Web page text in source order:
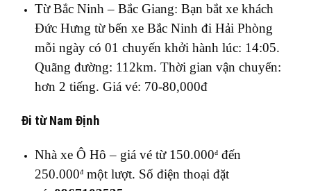
Từ Bắc Ninh – Bắc Giang: Bạn bắt xe khách
Đức Hưng từ bến xe Bắc Ninh đi Hải Phòng
mỗi ngày có 01 chuyến khởi hành lúc: 14:05.
Quãng đường: 112km. Thời gian vận chuyển:
hơn 2 tiếng. Giá vé: 70-80,000đ
Đi từ Nam Định
Nhà xe Ô Hô – giá vé từ 150.000đ đến
250.000đ một lượt. Số điện thoại đặt